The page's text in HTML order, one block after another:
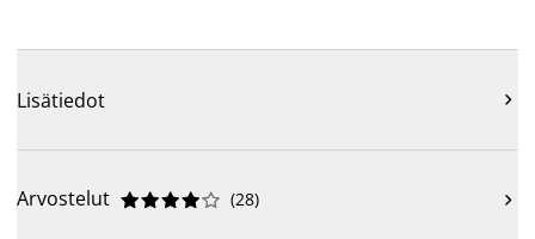
Lisätiedot 
Arvostelut 




 (28) 